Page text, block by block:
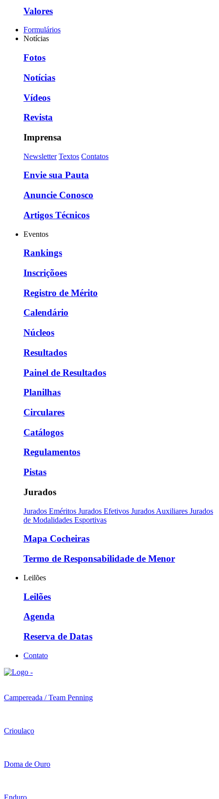
Valores
Formulários
Notícias
Fotos
Notícias
Vídeos
Revista
Imprensa
Newsletter Textos Contatos
Envie sua Pauta
Anuncie Conosco
Artigos Técnicos
Eventos
Rankings
Inscriçõoes
Registro de Mérito
Calendário
Núcleos
Resultados
Painel de Resultados
Planilhas
Circulares
Catálogos
Regulamentos
Pistas
Jurados
Jurados Eméritos Jurados Efetivos Jurados Auxiliares Jurados
de Modalidades Esportivas
Mapa Cocheiras
Termo de Responsabilidade de Menor
Leilões
Leilões
Agenda
Reserva de Datas
Contato
Campereada / Team Penning
Crioulaço
Doma de Ouro
Enduro